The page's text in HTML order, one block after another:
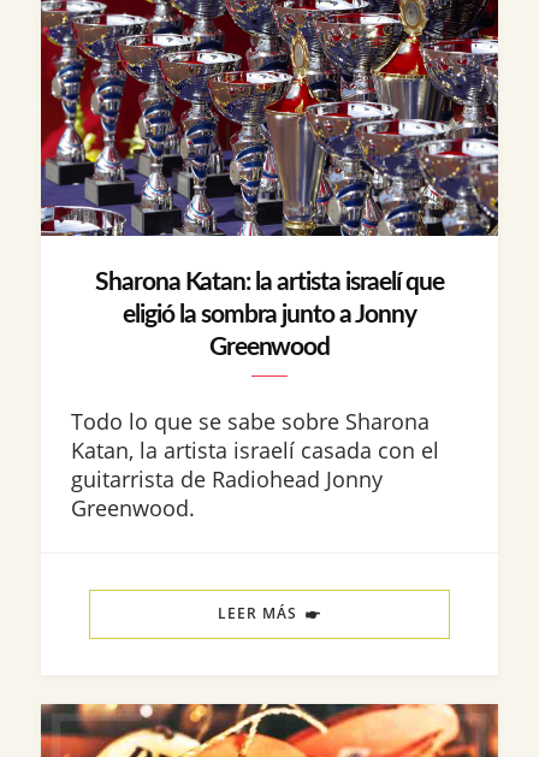
Sharona Katan: la artista israelí que
eligió la sombra junto a Jonny
Greenwood
Todo lo que se sabe sobre Sharona
Katan, la artista israelí casada con el
guitarrista de Radiohead Jonny
Greenwood.
LEER MÁS